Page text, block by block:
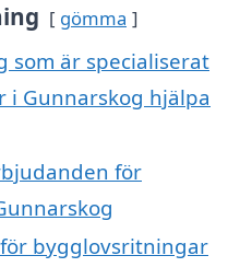
gömma
som är specialiserat
Gunnarskog hjälpa
för
bygglovsritningar